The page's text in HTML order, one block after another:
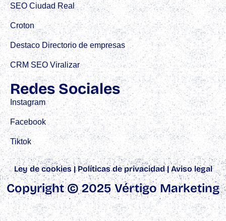
SEO Ciudad Real
Croton
Destaco Directorio de empresas
CRM SEO Viralizar
Redes Sociales
Instagram
Facebook
Tiktok
Ley de cookies |Políticas de privacidad|Aviso legal
Copyright © 2025 Vértigo Marketing